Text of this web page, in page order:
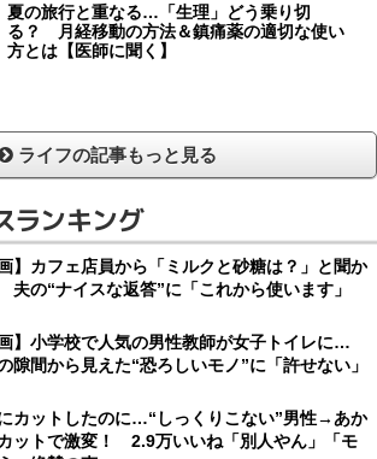
夏の旅行と重なる…「生理」どう乗り切
る？ 月経移動の方法＆鎮痛薬の適切な使い
方とは【医師に聞く】
ライフの記事もっと見る
ランキング
画】カフェ店員から「ミルクと砂糖は？」と聞か
の“ナイスな返答”に「これから使います」
画】小学校で人気の男性教師が女子トイレに…
隙間から見えた“恐ろしいモノ”に「許せない」
カットしたのに…“しっくりこない”男性→あか
ットで激変！ 2.9万いいね「別人やん」「モ